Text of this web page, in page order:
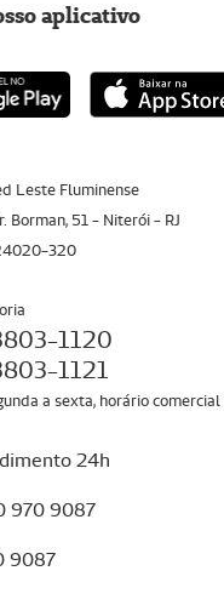
Leste Fluminense
Borman, 51 - Niterói - RJ
320
1120
1121
a sexta, horário comercial
24h
970 9087
9087
aplicativo